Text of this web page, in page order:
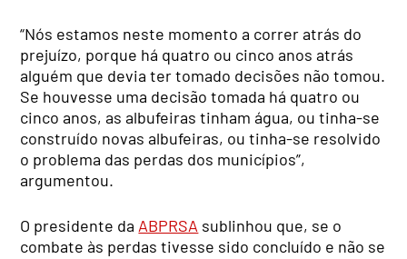
“Nós estamos neste momento a correr atrás do
prejuízo, porque há quatro ou cinco anos atrás
alguém que devia ter tomado decisões não tomou.
Se houvesse uma decisão tomada há quatro ou
cinco anos, as albufeiras tinham água, ou tinha-se
construído novas albufeiras, ou tinha-se resolvido
o problema das perdas dos municípios”,
argumentou.
O presidente da ABPRSA sublinhou que, se o
combate às perdas tivesse sido concluído e não se